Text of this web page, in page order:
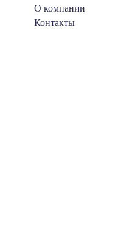
О компании
Контакты